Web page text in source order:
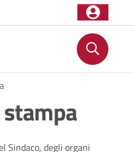
Sindaco, degli organi